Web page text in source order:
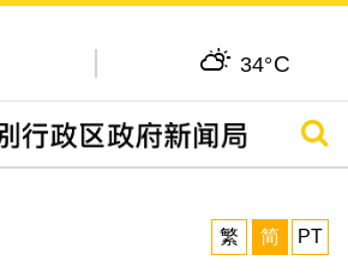
34°C
搜寻
繁
简 PT